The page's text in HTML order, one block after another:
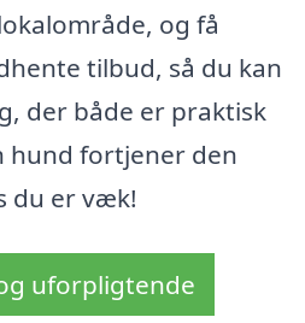
og få
tilbud, så du kan
der både er praktisk
hund fortjener den
du er væk!
uforpligtende